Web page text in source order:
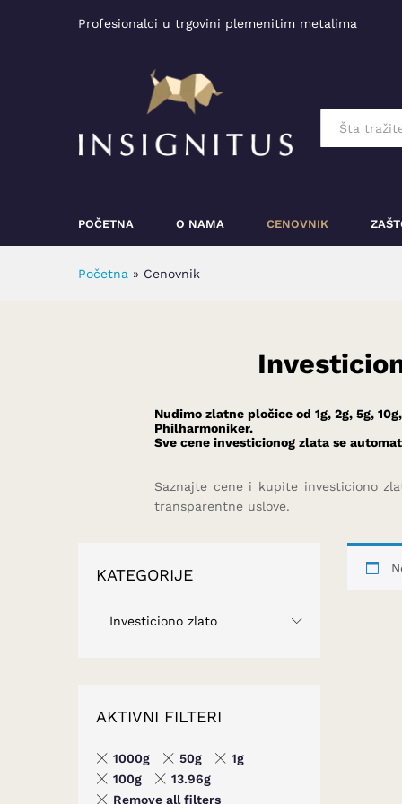
Profesionalci u trgovini plemenitim metalima
POČETNA O NAMA CENOVNIK
Početna » Cenovnik
Nudimo zlatne pločice od 1g, 2g, 5g,
Philharmoniker.
Sve cene investicionog zlata se
Saznajte cene i kupite investiciono
transparentne uslove.
KATEGORIJE
Investiciono zlato
AKTIVNI FILTERI
1000g 50g
1g
100g
13.96g
Remove all filters